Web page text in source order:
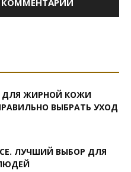
ДЛЯ ЖИРНОЙ КОЖИ
ВЫБРАТЬ УХОД
ЛУЧШИЙ ВЫБОР ДЛЯ